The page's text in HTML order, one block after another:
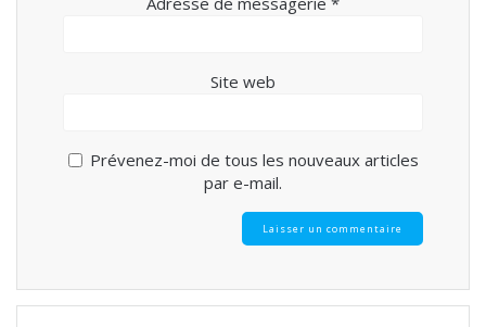
Site web
Prévenez-moi de tous les nouveaux articles
par e-mail.